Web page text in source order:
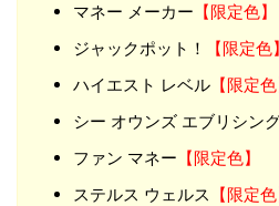
マネー メーカー 【限定色】
ジャックポット！
【限定色】
ハイエスト レベル 【限定色
シー オウンズ エブリシング
ファン マネー 【限定色】
ステルス ウェルス
【限定色